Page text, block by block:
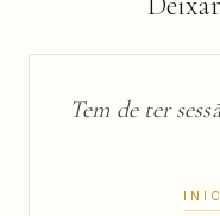
Tem de ter